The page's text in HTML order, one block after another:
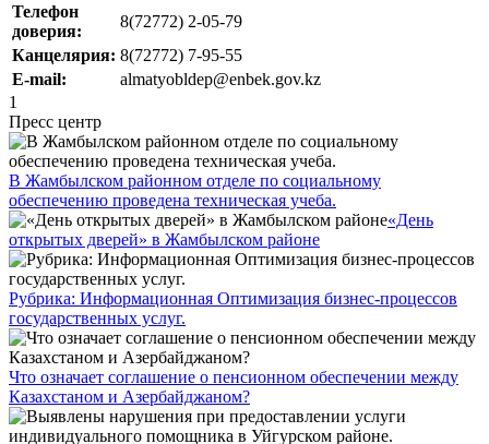
Телефон
доверия:
8(72772) 2-05-79
Канцелярия: 8(72772) 7-95-55
E-mail:
almatyobldep@enbek.gov.kz
1
Пресс центр
В Жамбылском районном отделе по социальному
обеспечению проведена техническая учеба.
«День
открытых дверей» в Жамбылском районе
Рубрика: Информационная Оптимизация бизнес-процессов
государственных услуг.
Что означает соглашение о пенсионном обеспечении между
Казахстаном и Азербайджаном?